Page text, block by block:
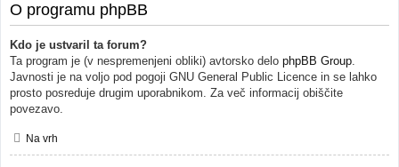
O programu phpBB
Kdo je ustvaril ta forum?
Ta program je (v nespremenjeni obliki) avtorsko delo phpBB Group.
Javnosti je na voljo pod pogoji GNU General Public Licence in se lahko
prosto posreduje drugim uporabnikom. Za več informacij obiščite
povezavo.
Na vrh